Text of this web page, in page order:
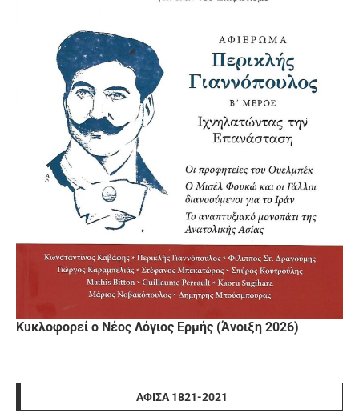
Κυκλοφορεί ο Νέος Λόγιος Ερμής (Άνοιξη 2026)
ΑΦΊΣΑ 1821-2021